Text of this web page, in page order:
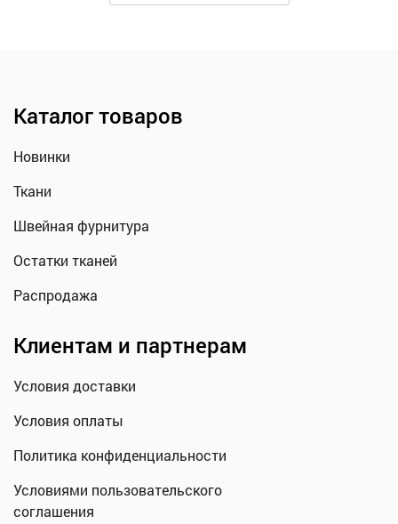
Каталог товаров
Новинки
Ткани
Швейная фурнитура
Остатки тканей
Распродажа
Клиентам и партнерам
Условия доставки
Условия оплаты
Политика конфиденциальности
Условиями пользовательского
соглашения